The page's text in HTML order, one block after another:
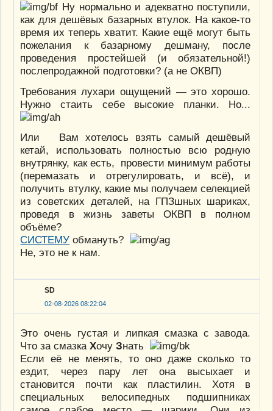
Ну нормально и адекватно поступили,
как для дешёвых базарных втулок. На какое-то
время их теперь хватит. Какие ещё могут быть
пожелания к базарному дешману, после
проведения простейшей (и обязательной!)
послепродажной подготовки? (а не ОКВП)
Требования лухари ощущений — это хорошо.
Нужно стаить себе высокие планки. Но...
Или Вам хотелось взять самый дешёвый
кетай, использовать полностью всю родную
внутрянку, как есть, провести минимум работы
(перемазать и отрегулировать, и всё), и
получить втулку, какие мы получаем селекцией
из советских деталей, на ГПЗшных шариках,
проведя в жизнь заветы ОКВП в полном
объёме?
СИСТЕМУ обмануть?
Не, это не к нам.
SD
02-08-2026 08:22:04
Это очень густая и липкая смазка с завода.
Что за смазкаХочуЗнать
Если её не менять, то оно даже сколько то
ездит, через пару лет она высыхает и
становится почти как пластилин. Хотя в
специальных велосипедных подшипниках